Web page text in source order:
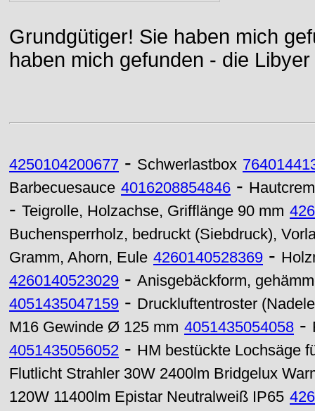
Grundgütiger! Sie haben mich
haben mich gefunden - die
4250104200677 - Schwerlastbox
Barbecuesauce 4016208854846 -
- Teigrolle, Holzachse, Grifflänge 90 mm
Buchensperrholz, bedruckt (Siebdruck),
Gramm, Ahorn, Eule 4260140528369 -
4260140523029 - Anisgebäckform,
4051435047159 - Druckluftentroster
M16 Gewinde Ø 125 mm 4051435054058 -
4051435056052 - HM bestückte Lochsäge
Flutlicht Strahler 30W 2400lm Bridgelux
120W 11400lm Epistar Neutralweiß IP65